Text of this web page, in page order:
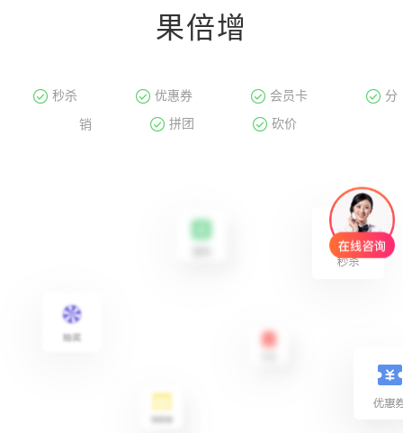
果倍增
秒杀 优惠券 会员卡
分
销
拼团 砍价